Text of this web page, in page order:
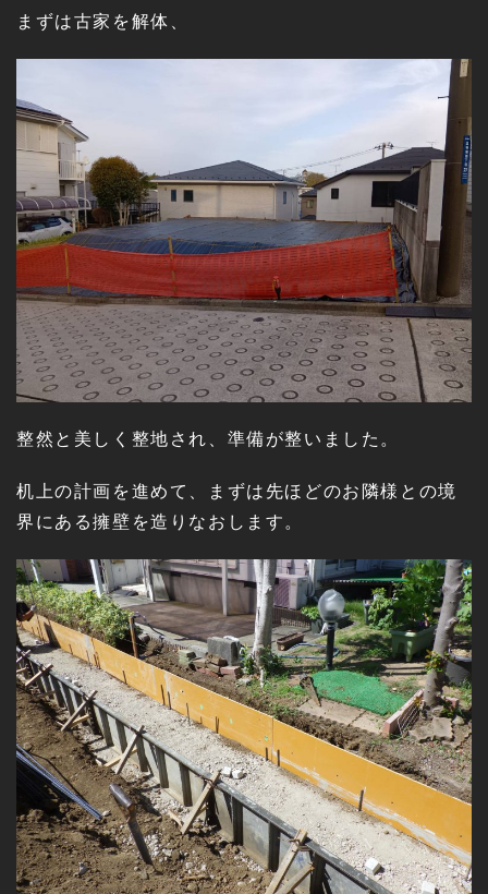
まずは古家を解体、
整然と美しく整地され、準備が整いました。
机上の計画を進めて、まずは先ほどのお隣様との境
界にある擁壁を造りなおします。